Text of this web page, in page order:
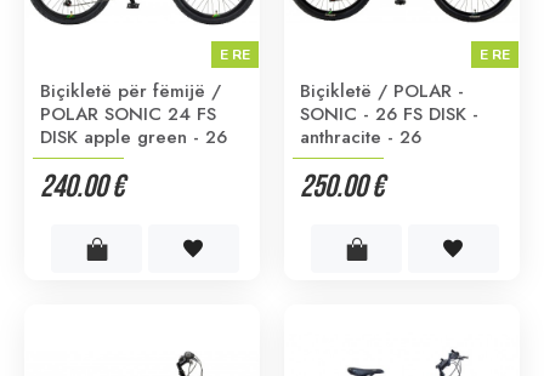
E RE
Biçikletë për fëmijë /
POLAR SONIC 24 FS
DISK apple green - 26
240.00 €
E RE
Biçikletë / POLAR -
SONIC - 26 FS DISK -
anthracite - 26
250.00 €